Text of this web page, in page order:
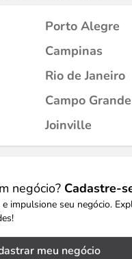
Porto Alegre
Campinas
Rio de Janeiro
Campo Grande
Joinville
negócio? Cadastre-
impulsione seu negócio.
meu negócio